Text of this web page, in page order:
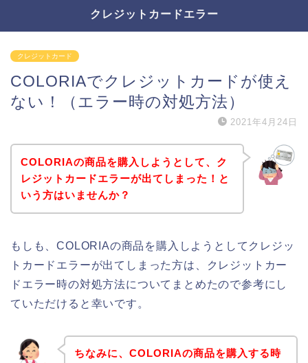
クレジットカードエラー
クレジットカード
COLORIAでクレジットカードが使え
ない！（エラー時の対処方法）
2021年4月24日
COLORIAの商品を購入しようとして、ク
レジットカードエラーが出てしまった！と
いう方はいませんか？
もしも、COLORIAの商品を購入しようとしてクレジッ
トカードエラーが出てしまった方は、クレジットカー
ドエラー時の対処方法についてまとめたので参考にし
ていただけると幸いです。
ちなみに、COLORIAの商品を購入する時